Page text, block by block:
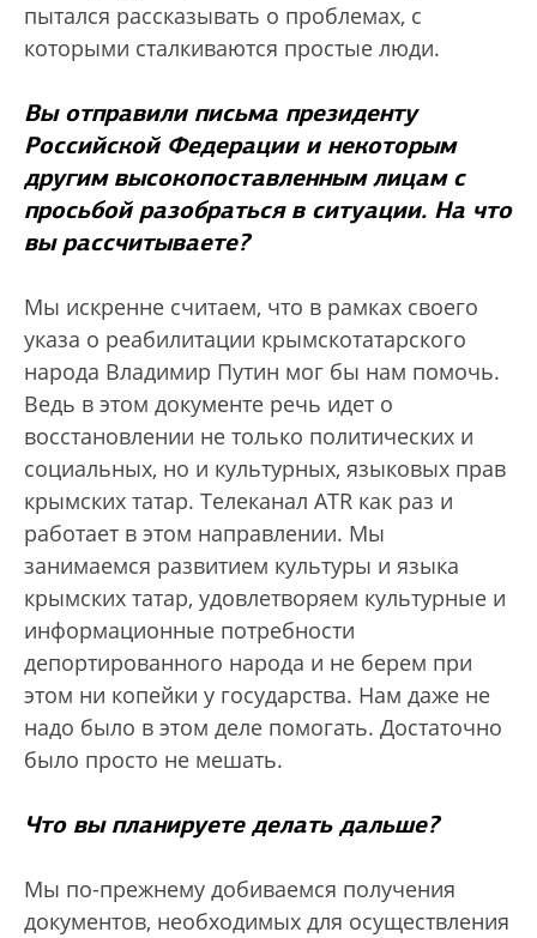
пытался рассказывать о проблемах, с
которыми сталкиваются простые люди.
Вы отправили письма президенту
Российской Федерации и некоторым
другим высокопоставленным лицам с
просьбой разобраться в ситуации. На что
вы рассчитываете?
Мы искренне считаем, что в рамках своего
указа о реабилитации крымскотатарского
народа Владимир Путин мог бы нам помочь.
Ведь в этом документе речь идет о
восстановлении не только политических и
социальных, но и культурных, языковых прав
крымских татар. Телеканал ATR как раз и
работает в этом направлении. Мы
занимаемся развитием культуры и языка
крымских татар, удовлетворяем культурные и
информационные потребности
депортированного народа и не берем при
этом ни копейки у государства. Нам даже не
надо было в этом деле помогать. Достаточно
было просто не мешать.
Что вы планируете делать дальше?
Мы по-прежнему добиваемся получения
документов, необходимых для осуществления